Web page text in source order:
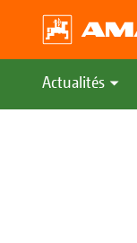
Actualités